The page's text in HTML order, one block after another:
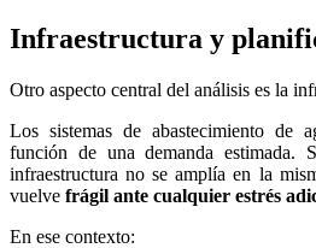
Infraestructura y
Otro aspecto central del análisis es la
Los sistemas de abastecimiento de
función de una demanda estimada.
infraestructura no se amplía en la
vuelve frágil ante cualquier estrés
En ese contexto: